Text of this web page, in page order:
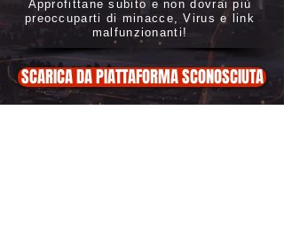
Approfittane subito e non dovrai più
preoccuparti di minacce, Virus e link
malfunzionanti!
SCARICA DA PIATTAFORMA SCONOSCIUTA